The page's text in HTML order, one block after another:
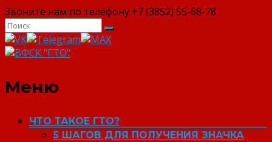
Звоните нам по телефону +7 (3852) 55-68-78
ВФСК "ГТО"
Меню
ЧТО ТАКОЕ ГТО?
5 ШАГОВ ДЛЯ ПОЛУЧЕНИЯ ЗНАЧКА